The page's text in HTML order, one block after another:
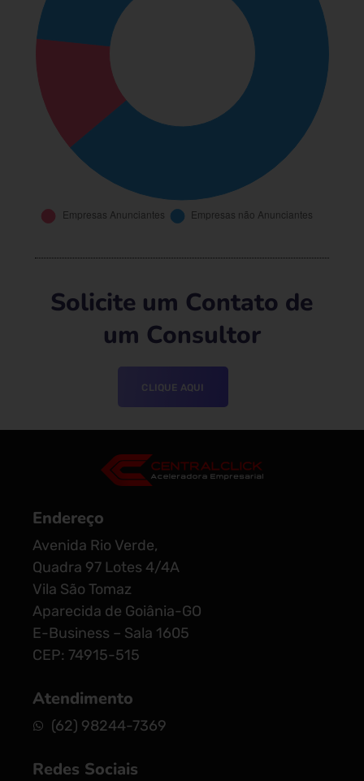
Solicite um Contato de
um Consultor
CLIQUE AQUI
Endereço
Avenida Rio Verde,
Quadra 97 Lotes 4/4A
Vila São Tomaz
Aparecida de Goiânia-GO
E-Business – Sala 1605
CEP: 74915-515
Atendimento
(62) 98244-7369
Redes Sociais